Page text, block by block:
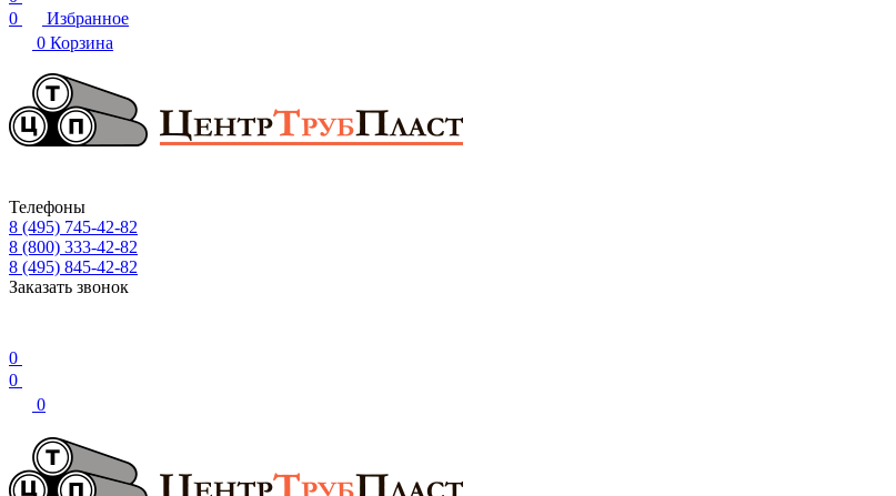
0
Избранное
0 Корзина
Телефоны
8 (495) 745-42-82
8 (800) 333-42-82
8 (495) 845-42-82
Заказать звонок
0
0
0